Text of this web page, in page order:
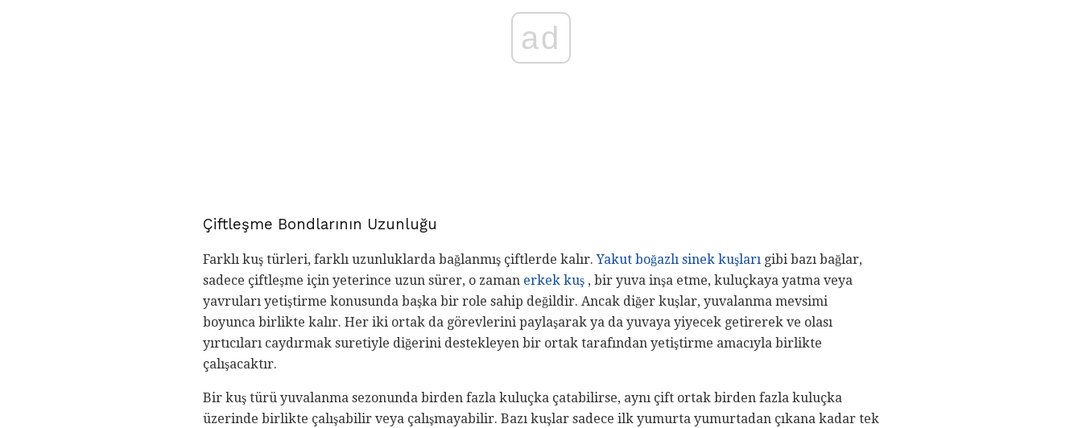
ad
Çiftleşme Bondlarının Uzunluğu
Farklı kuş türleri, farklı uzunluklarda bağlanmış çiftlerde kalır.Yakut boğazlı sinek kuşları gibi bazı bağlar,
sadece çiftleşme için yeterince uzun sürer, o zaman erkek kuş , bir yuva inşa etme, kuluçkaya yatma veya
yavruları yetiştirme konusunda başka bir role sahip değildir. Ancak diğer kuşlar, yuvalanma mevsimi
boyunca birlikte kalır. Her iki ortak da görevlerini paylaşarak ya da yuvaya yiyecek getirerek ve olası
yırtıcıları caydırmak suretiyle diğerini destekleyen bir ortak tarafından yetiştirme amacıyla birlikte
çalışacaktır.
Bir kuş türü yuvalanma sezonunda birden fazla kuluçka çatabilirse, aynı çift ortak birden fazla kuluçka
üzerinde birlikte çalışabilir veya çalışmayabilir. Bazı kuşlar sadece ilk yumurta yumurtadan çıkana kadar tek